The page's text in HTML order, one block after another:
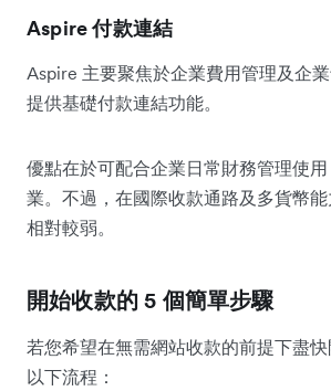
Aspire 付款連結
Aspire 主要聚焦於企業費用管理及企
提供基礎付款連結功能。
優點在於可配合企業日常財務管理使
業。不過，在國際收款通路及多貨幣
相對較弱。
開始收款的 5 個簡單步驟
若您希望在無需網站收款的前提下盡
以下流程：